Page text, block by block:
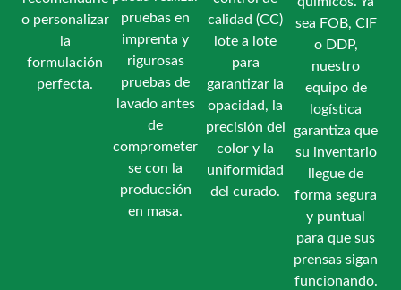
o personalizar
la
formulación
perfecta.
pruebas en
imprenta y
rigurosas
pruebas de
lavado antes
de
comprometer
se con la
producción
en masa.
calidad (CC)
lote a lote
para
garantizar la
opacidad, la
precisión del
color y la
uniformidad
del curado.
sea FOB, CIF
o DDP,
nuestro
equipo de
logística
garantiza que
su inventario
llegue de
forma segura
y puntual
para que sus
prensas sigan
funcionando.